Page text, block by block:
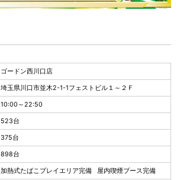
ゴードン西川口店
埼玉県川口市並木2-1-1フェストビル１～２Ｆ
10:00～22:50
523台
375台
898台
加熱式たばこプレイエリア完備 屋内喫煙ブース完備